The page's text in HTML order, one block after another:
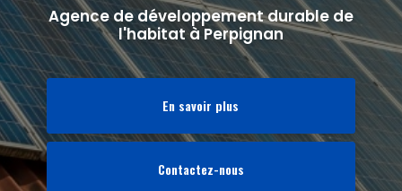
Agence de développement durable de
l'habitat à Perpignan
En savoir plus
Contactez-nous